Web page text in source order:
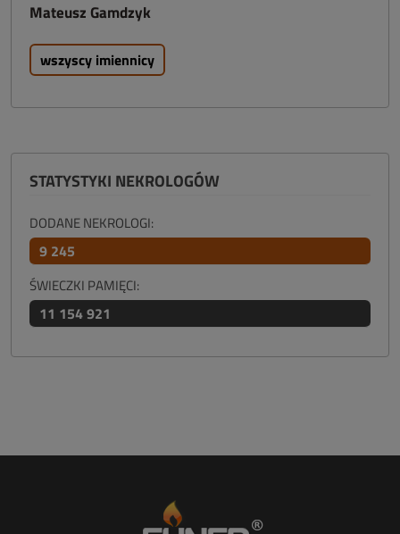
Mateusz Gamdzyk
wszyscy imiennicy
STATYSTYKI NEKROLOGÓW
DODANE NEKROLOGI:
9 245
ŚWIECZKI PAMIĘCI:
11 154 921